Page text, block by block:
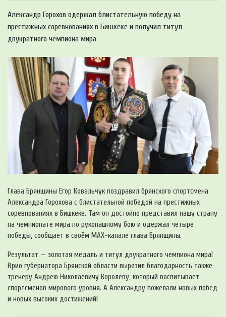
Александр Горохов одержал блистательную победу на
престижных соревнованиях в Бишкеке и получил титул
двукратного чемпиона мира
Глава Брянщины Егор Ковальчук поздравил брянского спортсмена
Александра Горохова с блистательной победой на престижных
соревнованиях в Бишкеке. Там он достойно представил нашу страну
на чемпионате мира по рукопашному бою и одержал четыре
победы, сообщает в своём MAX-канале глава Брянщины.
Результат — золотая медаль и титул двукратного чемпиона мира!
Врио губернатора Брянской области выразил благодарность также
тренеру Андрею Николаевичу Королеву, который воспитывает
спортсменов мирового уровня. А Александру пожелали новых побед
и новых высоких достижений!